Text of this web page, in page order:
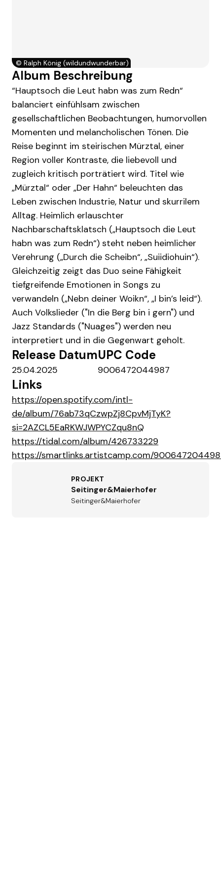
© Ralph König (wildundwunderbar)
Album Beschreibung
“Hauptsoch die Leut habn was zum Redn“
balanciert einfühlsam zwischen
gesellschaftlichen Beobachtungen, humorvollen
Momenten und melancholischen Tönen. Die
Reise beginnt im steirischen Mürztal, einer
Region voller Kontraste, die liebevoll und
zugleich kritisch porträtiert wird. Titel wie
„Mürztal“ oder „Der Hahn“ beleuchten das
Leben zwischen Industrie, Natur und skurrilem
Alltag. Heimlich erlauschter
Nachbarschaftsklatsch („Hauptsoch die Leut
habn was zum Redn“) steht neben heimlicher
Verehrung („Durch die Scheibn“, „Suiidiohuin“).
Gleichzeitig zeigt das Duo seine Fähigkeit
tiefgreifende Emotionen in Songs zu
verwandeln („Nebn deiner Woikn“, „I bin’s leid“).
Auch Volkslieder ("In die Berg bin i gern") und
Jazz Standards ("Nuages") werden neu
interpretiert und in die Gegenwart geholt.
Release Datum
25.04.2025
UPC Code
9006472044987
Links
https://open.spotify.com/intl-
de/album/76ab73qCzwpZj8CpvMjTyK?
si=2AZCL5EaRKWJWPYCZqu8nQ
https://tidal.com/album/426733229
https://smartlinks.artistcamp.com/
PROJEKT
Seitinger&Maierhofer
Seitinger&Maierhofer